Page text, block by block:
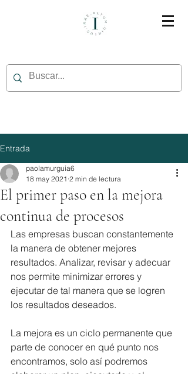
Entrada
El primer paso en la mejora
continua de procesos
paolamurguia6
18 may 2021 2 min de lectura
Las empresas buscan constantemente
la manera de obtener mejores
resultados. Analizar, revisar y adecuar
nos permite minimizar errores y
ejecutar de tal manera que se logren
los resultados deseados.
La mejora es un ciclo permanente que
parte de conocer en qué punto nos
encontramos, solo así podremos